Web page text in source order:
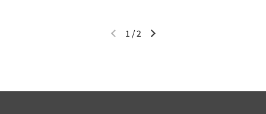
이전 슬라이드다음 슬라이드
1 /2